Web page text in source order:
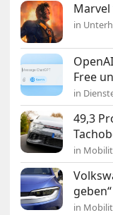
in
Free
in
49,3
in
geben“
in